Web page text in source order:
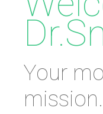
Gallery
Your
mission.